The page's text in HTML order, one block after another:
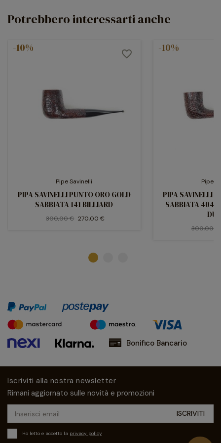
Potrebbero interessarti anche
-10%
Pipe Savinelli
PIPA SAVINELLI PUNTO ORO GOLD
SABBIATA 141 BILLIARD
300,00 € 270,00 €
favorite_border -10%
Pipe
PIPA SAVINELLI
SABBIATA 404
300,00 €
Bonifico Bancario
Iscriviti alla nostra newsletter
Rimani aggiornato sulle novità e promozioni
Ho letto e accetto la privacy policy